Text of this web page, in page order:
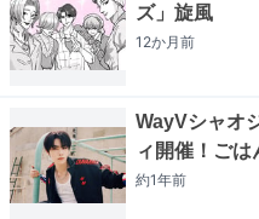
ズ」旋風
12か月前
WayVシャオ
ィ開催！ごは
約1年前